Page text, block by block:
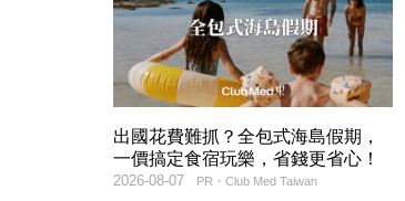
出國花費難抓？全包式海島假期，
一價搞定食宿玩樂，省錢更省心！
PR・Club Med Taiwan
2026-08-07